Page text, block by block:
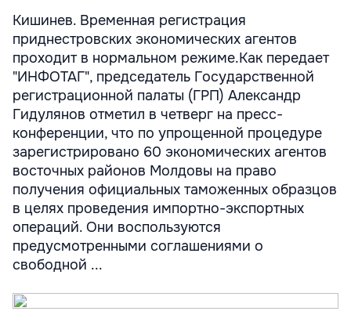
Кишинев. Временная регистрация
приднестровских экономических агентов
проходит в нормальном режиме.Как передает
"ИНФОТАГ", председатель Государственной
регистрационной палаты (ГРП) Александр
Гидулянов отметил в четверг на пресс-
конференции, что по упрощенной процедуре
зарегистрировано 60 экономических агентов
восточных районов Молдовы на право
получения официальных таможенных образцов
в целях проведения импортно-экспортных
операций. Они воспользуются
предусмотренными соглашениями о
свободной ...